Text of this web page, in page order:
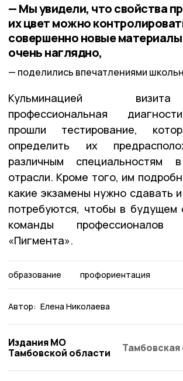
— Мы увидели, что свойства
их цвет можно
совершенно новые
очень наглядно,
поделились впечатлениями
Кульминацией
профессиональная
прошли тестирование,
определить их
различным специальностям
отрасли. Кроме того, им
какие экзамены нужно сдавать
потребуются, чтобы в будущем
команды профессионалов
«Пигмента».
образование профориентация
Автор: Елена Николаева
Издания МО
Тамбовской области
Тамбовская